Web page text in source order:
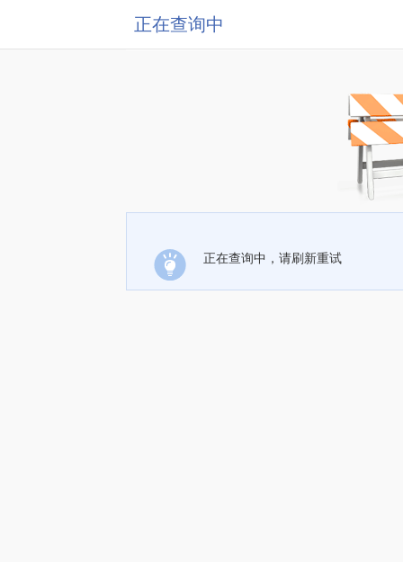
正在查询中
正在查询中，请刷新重试